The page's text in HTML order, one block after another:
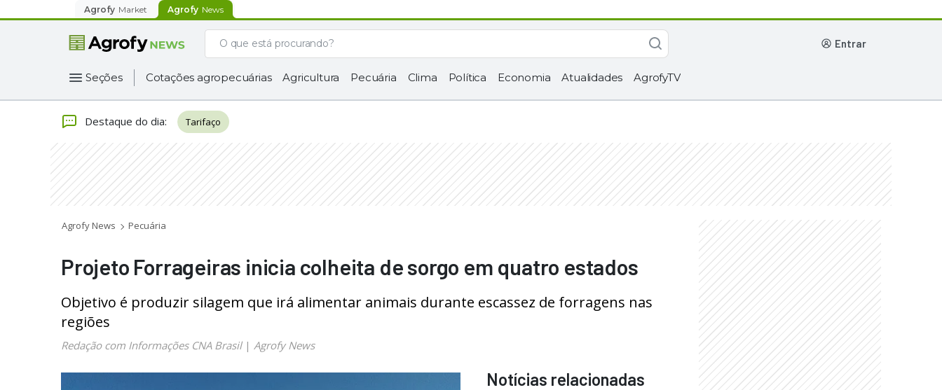
Agrofy Market Agrofy News
entrar
Seções Cotações agropecuárias Agricultura Pecuária Clima Política Economia Atualidades AgrofyTV
Destaque do dia: Tarifaço
Agrofy News Pecuária
Projeto Forrageiras inicia colheita de sorgo em quatro estados
Objetivo é produzir silagem que irá alimentar animais durante escassez de forragens nas
regiões
Redação com Informações CNA Brasil| Agrofy News
Notícias relacionadas